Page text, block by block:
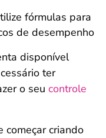
fórmulas para
de desempenho
disponível
ter
o seu controle
começar criando